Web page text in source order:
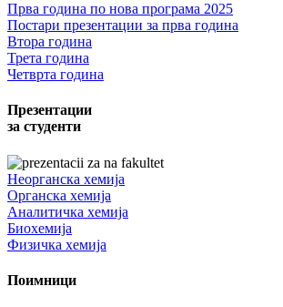
Прва година по нова програма 2025
Постари презентации за прва година
Втора година
Трета година
Четврта година
Презентации
за студенти
Неорганска хемија
Органска хемија
Аналитичка хемија
Биохемија
Физичка хемија
Поимници